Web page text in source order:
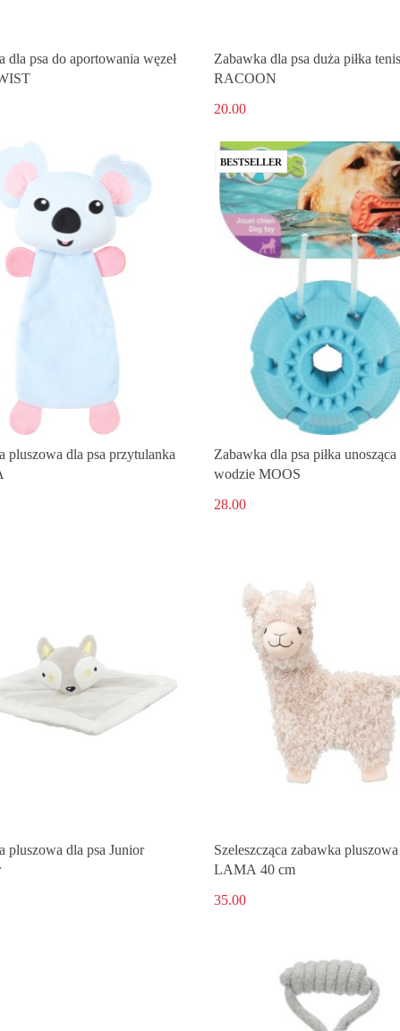
dla psa do aportowania węzeł
Zabawka dla psa duża piłka
RACOON
20.00
pluszowa dla psa przytulanka
BESTSELLER
Zabawka dla psa piłka unosząca
wodzie MOOS
28.00
pluszowa dla psa Junior
Szeleszcząca zabawka
LAMA 40 cm
35.00